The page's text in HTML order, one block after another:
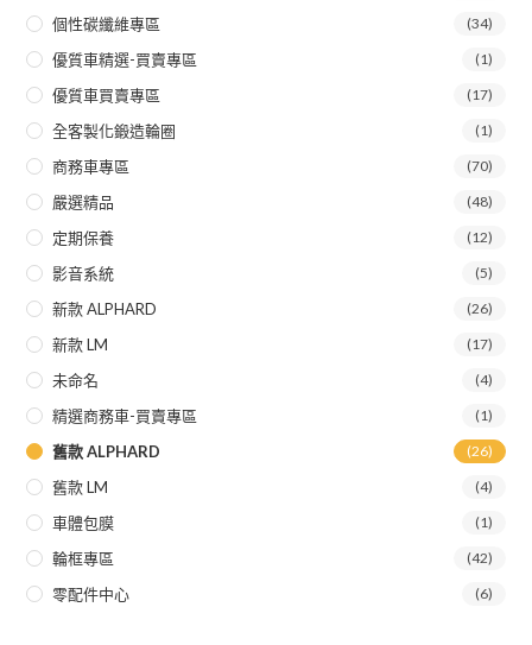
個性碳纖維專區 (34)
優質車精選-買賣專區 (1)
優質車買賣專區 (17)
全客製化鍛造輪圈 (1)
商務車專區 (70)
嚴選精品 (48)
定期保養 (12)
影音系統 (5)
新款 ALPHARD (26)
新款 LM (17)
未命名 (4)
精選商務車-買賣專區 (1)
舊款 ALPHARD (26)
舊款 LM (4)
車體包膜 (1)
輪框專區 (42)
零配件中心 (6)